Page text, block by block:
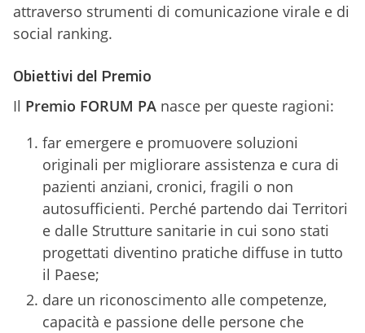
attraverso strumenti di comunicazione virale e di
social ranking.
Obiettivi del Premio
Il Premio FORUM PA nasce per queste ragioni:
far emergere e promuovere soluzioni
originali per migliorare assistenza e cura di
pazienti anziani, cronici, fragili o non
autosufficienti. Perché partendo dai Territori
e dalle Strutture sanitarie in cui sono stati
progettati diventino pratiche diffuse in tutto
il Paese;
dare un riconoscimento alle competenze,
capacità e passione delle persone che